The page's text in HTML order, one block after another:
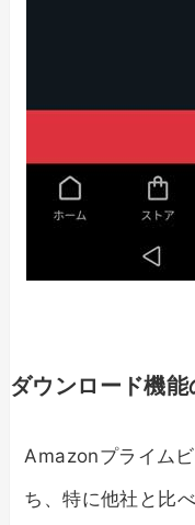
ダウンロード機
Amazonプライム
ち、特に他社と比